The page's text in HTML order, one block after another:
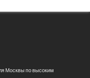
Москвы по высоким